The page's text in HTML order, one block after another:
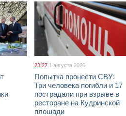
23:27 1 августа 2026
Попытка пронести СВУ:
Три человека погибли и 17
пострадали при взрыве в
ресторане на Кудринской
площади